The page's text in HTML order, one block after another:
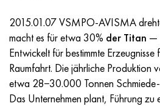
2015.01.07 VSMPO-AVISMA
macht es für etwa 30% der Titan —
Entwickelt für bestimmte Erzeugnisse
Raumfahrt. Die jährliche
etwa 28−30.000 Tonnen
Das Unternehmen plant, Führung zu
Incotest
Jethete M152
Kobalt 6B
47NHR
49KF
49K2F/49K2FA-VI
HN62MVKYU
HN63MB
HN65VM
PT-1M
PT-3V
PT-7M
Legierung Al6xn
15-7Ph® - 1.4532
PH 13-8 Mo - 1.4534
10H18N18YU4D
11H11N2V2МF
12H18N9Т
Silicium-Aluminium-Bronze
CW301G, C64200
Siliciumbronze
C84400, CuSn2ZnPb
C83600, CuSn5ZnPb
Baustahl legiert
10g2, 10g2, aisi 1513
12X2H4A,15NiCr13, 1.5752
R6M5K5, 1.3243, hs6-5-2-5
R6М5F3, 1.3344, hs6-5-3
R9М4К8,1.3207